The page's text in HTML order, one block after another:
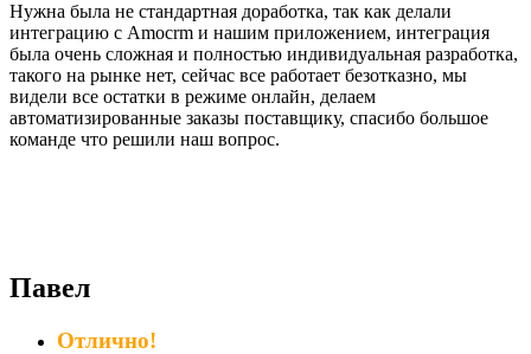
Нужна была не стандартная доработка, так как делали
интеграцию с Amocrm и нашим приложением, интеграция
была очень сложная и полностью индивидуальная разработка,
такого на рынке нет, сейчас все работает безотказно, мы
видели все остатки в режиме онлайн, делаем
автоматизированные заказы поставщику, спасибо большое
команде что решили наш вопрос.
Павел
Отлично!